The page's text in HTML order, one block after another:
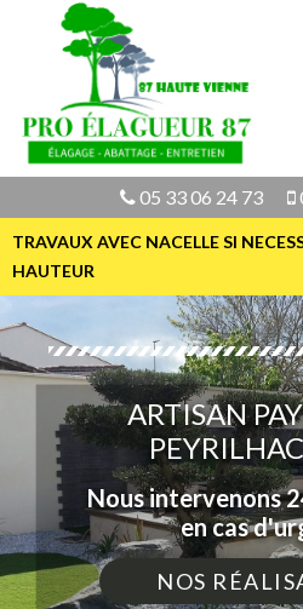
05 33 06 24 73
TRAVAUX AVEC NACELLE SI
HAUTEUR
ARTISAN
Nous intervenons
en cas
NOS